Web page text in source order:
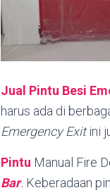
Jual Pintu Besi
harus ada di
Emergency Exitini
Pintu Manual Fire
Bar. Keberadaan